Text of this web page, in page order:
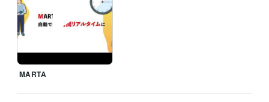
職歴
マルタマーケティング株式会社
ビジネス・クリエイティブツール
Excel:20年 Google スプレッドシート:11年
Keynote:7年
Adobe Photoshop:12年Adobe Premiere Pro:12年
MARTA